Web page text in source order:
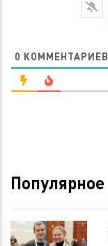
0 КОММЕНТАРИЕВ
Популярное